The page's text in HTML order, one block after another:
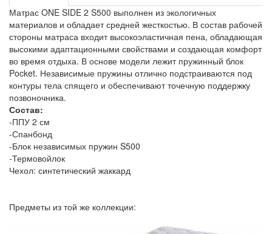
Матрас ONE SIDE 2 S500 выполнен из экологичных
материалов и обладает средней жесткостью. В состав рабочей
стороны матраса входит высокоэластичная пена, обладающая
высокими адаптационными свойствами и создающая комфорт
во время отдыха. В основе модели лежит пружинный блок
Pocket. Независимые пружины отлично подстраиваются под
контуры тела спящего и обеспечивают точечную поддержку
позвоночника.
Состав:
-ППУ 2 см
-Спанбонд
-Блок независимых пружин S500
-Термовойлок
Чехол: синтетический жаккард
Предметы из той же коллекции: